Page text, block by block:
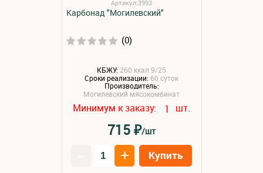
Артикул:3993
Карбонад "Могилевский"
(0)
КБЖУ: 260 ккал 9/25
Сроки реализации: 60 суток
Производитель:
Могилевский мясокомбинат
Минимум к заказу: 1 шт.
715₽/шт
+ Купить